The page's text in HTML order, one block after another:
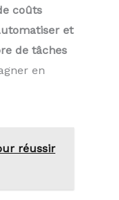
coûts
et
de tâches
en
réussir